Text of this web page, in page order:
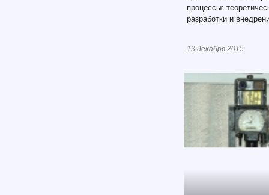
процессы:
разработки и
13 декабря 2015